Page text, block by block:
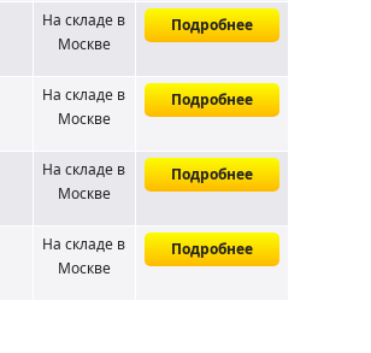
На складе в
Москве
Подробнее
На складе в
Москве
Подробнее
На складе в
Москве
Подробнее
На складе в
Москве
Подробнее